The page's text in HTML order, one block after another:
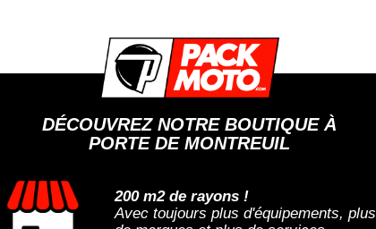
DÉCOUVREZ NOTRE BOUTIQUE À
PORTE DE MONTREUIL
200 m2 de rayons !
Avec toujours plus d'équipements, plus